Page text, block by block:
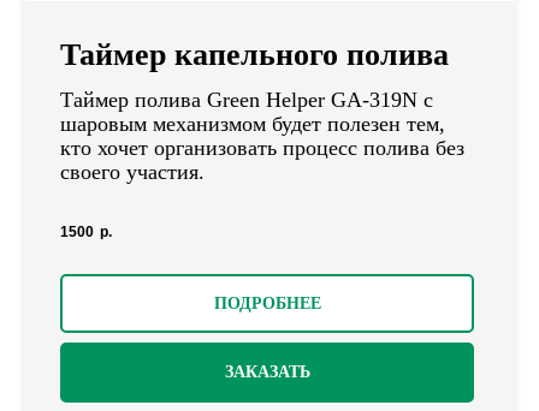
Таймер капельного полива
Таймер полива Green Helper GA-319N с
шаровым механизмом будет полезен тем,
кто хочет организовать процесс полива без
своего участия.
1500 р.
ПОДРОБНЕЕ
ЗАКАЗАТЬ